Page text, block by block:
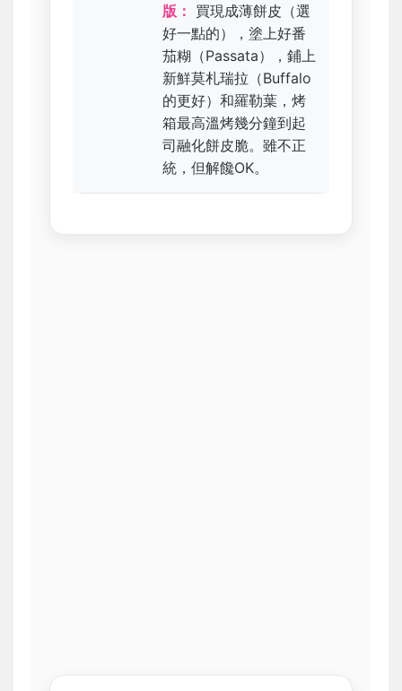
版： 買現成薄餅皮（選
好一點的），塗上好番
茄糊（Passata），鋪上
新鮮莫札瑞拉（Buffalo
的更好）和羅勒葉，烤
箱最高溫烤幾分鐘到起
司融化餅皮脆。雖不正
統，但解饞OK。